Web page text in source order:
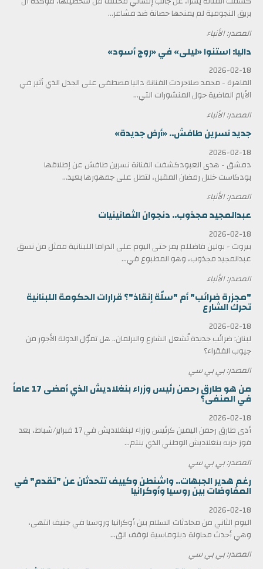
بريق النجومية لم يمنحها حصانة ضد مشاعر...
المصدر: الأنباء
داليا: استنوا «ليلى» في «روج أسود»
2026-02-18
القاهرة - محمد صلاحردت الفنانة داليا مصطفى على الجدل الذي أثير في
الأيام الماضية حول المنشورات التي...
المصدر: الأنباء
جديد نسرين طافش.. «أرض جديدة»
2026-02-18
دمشق - هدى العبودكشفت الفنانة نسرين طافش عن إطلاقها
بودكاست خلال رمضان المقبل، لتطل على جمهورها بعيد...
المصدر: الأنباء
عبدالمجيد مجذوب.. دنجوان الثمانينيات
2026-02-18
بيروت - بولين فاضللم يمر حتى اليوم على الدراما اللبنانية ممثل من نسق
عبدالمجيد مجذوب، وهو المطبوع في...
المصدر: الأنباء
"مجزرة ضرائب" أم "سلّة إنقاذ"؟ قرارات الحكومة اللبنانية
تحرك الشارع
2026-02-18
لبنان: ضرائب جديدة تُشعل الشارع والبرلمان.. هل تموّل الدولة الأجور من
جيوب الفقراء؟
المصدر: بي بي سي
من هو طارق رحمن رئيس وزراء بنغلاديش الذي أمضى 17 عاماً
في المنفى؟
2026-02-18
أدى طارق رحمن اليمين كرئيس وزراء لبنغلاديش في 17 فبراير/شباط، بعد
فوز حزبه بنغلاديش الوطني الذي ينتم...
المصدر: بي بي سي
رغم هدير الجبهات.. واشنطن وكييف تتحدثان عن "تقدم" في
المفاوضات بين روسيا وأوكرانيا
2026-02-18
اليوم الثاني من محادثات السلام بين أوكرانيا وروسيا في جنيف انتهى،
وهي أحدث محاولة دبلوماسية لوقف الق...
المصدر: بي بي سي